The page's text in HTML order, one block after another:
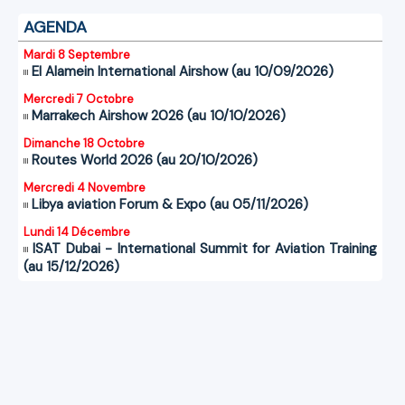
AGENDA
Mardi 8 Septembre
El Alamein International Airshow (au 10/09/2026)
Mercredi 7 Octobre
Marrakech Airshow 2026 (au 10/10/2026)
Dimanche 18 Octobre
Routes World 2026 (au 20/10/2026)
Mercredi 4 Novembre
Libya aviation Forum & Expo (au 05/11/2026)
Lundi 14 Décembre
ISAT Dubai - International Summit for Aviation Training
(au 15/12/2026)